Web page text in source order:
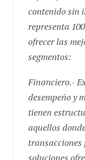
contenido
representa
ofrecer las
segmentos:
Financiero.-
desempeño y
tienen
aquellos
transacciones
soluciones